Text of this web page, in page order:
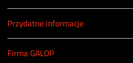
Przydatne informacje
Firma GALOP